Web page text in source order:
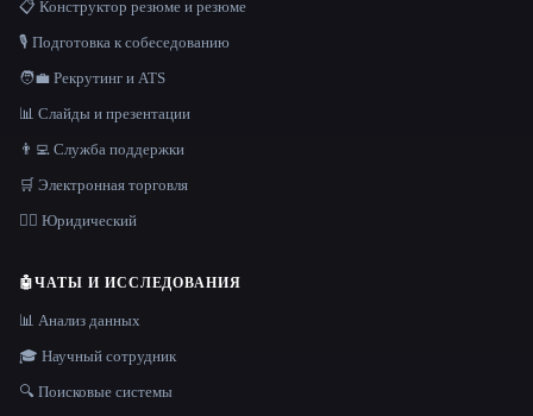
📋 Конструктор резюме и резюме
🎙️ Подготовка к собеседованию
🧑‍💼 Рекрутинг и ATS
📊 Слайды и презентации
👨‍💻 Служба поддержки
🛒 Электронная торговля
👩‍⚖️ Юридический
🤖ЧАТЫ И ИССЛЕДОВАНИЯ
📊 Анализ данных
🎓 Научный сотрудник
🔍 Поисковые системы